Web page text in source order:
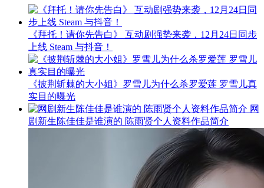
《拜托！请你先告白》 互动剧强势来袭，12月24日同步
上线 Steam 与抖音！
《披荆斩棘的大小姐》罗雪儿为什么杀罗爱莲 罗雪儿真
实目的曝光
网
剧新生陈佳佳是谁演的 陈雨贤个人资料作品简介